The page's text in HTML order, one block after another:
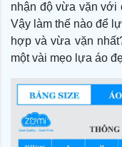
nhận độ vừa vặn với
Vậy làm thế nào để
hợp và vừa vặn
một vài mẹo lựa áo